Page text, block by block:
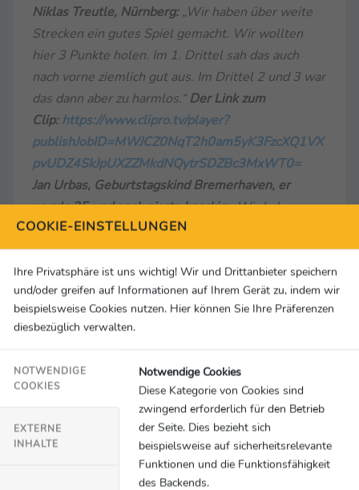
Niklas Treutle, Nürnberg:„Wir haben über weite
Strecken ein gutes Spiel gemacht. Wir wollten
hier 3 Punkte holen. Im 1. Drittel sah das auch
nach vorne ziemlich gut aus. Im Drittel 2 und 3 war
das dann aber zu harmlos.“ Der Link zum
Clip:https://www.clipro.tv/player?
publishJobID=MWJCZ0NqT2h0am5yK3FzcXQ1VX
pvUDZ4SkJpUXZZMkdNQytrSDZBc3MxWT0=
Jan Urbas, Geburtstagskind Bremerhaven, er
wurde 35 und analysierte knackig:„Wir haben
zuletzt ein paar Spiele verloren. Das war auch ein
schwieriges Spiel. Nürnberg ist ein gutes Team.
Wir hatten am Anfang einige Schwierigkeiten. Wir
hatten dann ein gutes Powerplay und haben so
gespielt, wie wir es besprochen hatten. Es ist gut,
dass wir gewonnen haben.“
publishJobID=ai9yc0x6d0xKRlEwaE5Sbjd4SHpvV
El3L0NWQzdlQUEyNGhid0hmcUJraz0=
Grizzlys Wolfsburg – Eisbären Berlin 2:1
Berlin kassiert nach 3 Siegen wieder eine
COOKIE-EINSTELLUNGEN
Ihre Privatsphäre ist uns wichtig! Wir und Drittanbieter speichern
und/oder greifen auf Informationen auf Ihrem Gerät zu, indem wir
beispielsweise Cookies nutzen. Hier können Sie Ihre Präferenzen
diesbezüglich verwalten.
NOTWENDIGE
COOKIES
EXTERNE
INHALTE
Notwendige Cookies
Diese Kategorie von Cookies sind
zwingend erforderlich für den Betrieb
der Seite. Dies bezieht sich
beispielsweise auf sicherheitsrelevante
Funktionen und die Funktionsfähigkeit
des Backends.